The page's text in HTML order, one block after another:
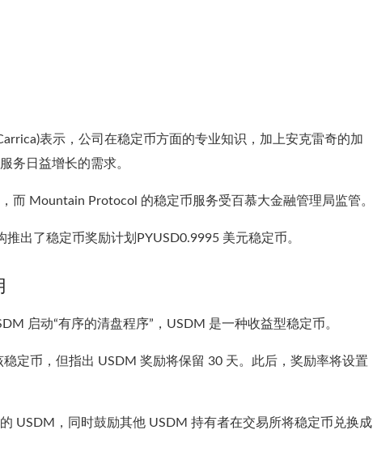
表示， 公司在稳定币方面的专业知识，加上安克雷奇的加
务日益增长的需求。
而 Mountain Protocol 的稳定币服务受百慕大金融管理局监管。
推出了稳定币奖励计划 PYUSD0.9995 美元稳定币。
启动“有序的清盘程序”，USDM 是一种收益型稳定币。
定币， 但指出 USDM 奖励将保留 30 天。此后，奖励率将设置
USDM，同时鼓励其他 USDM 持有者在交易所将稳定币兑换成